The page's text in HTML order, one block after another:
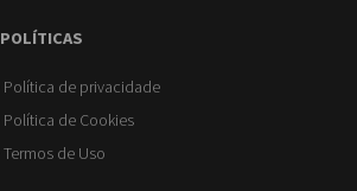
POLÍTICAS
Política de privacidade
Política de Cookies
Termos de Uso